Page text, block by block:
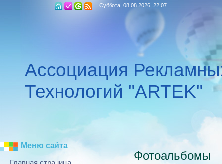
Суббота, 08.08.2026, 22:07
Ассоциация
Технологий "ARTEK"
Меню сайта
Фотоальбомы